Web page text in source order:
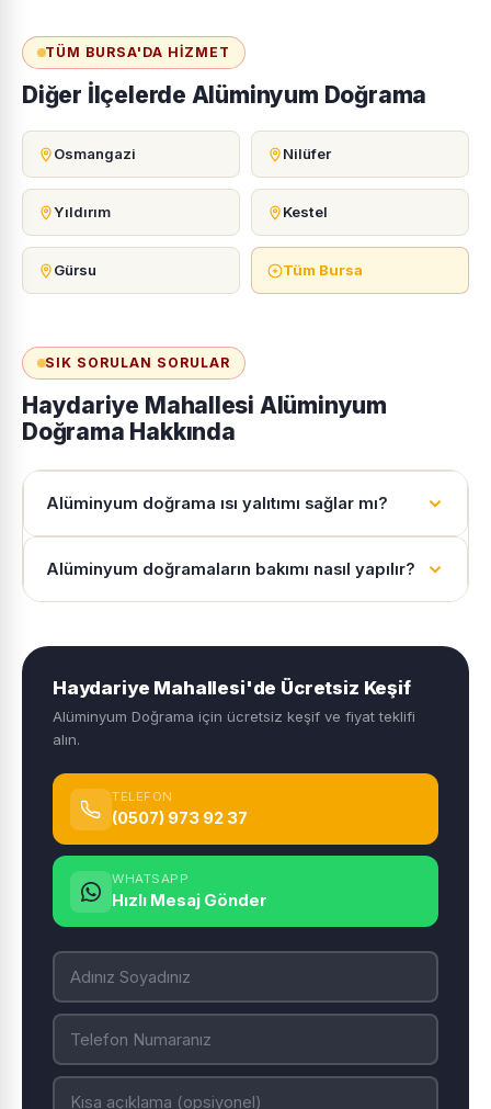
TÜM BURSA'DA HIZMET
Diğer İlçelerde Alüminyum Doğrama
Osmangazi Nilüfer
Yıldırım Kestel
Gürsu Tüm Bursa
SIK SORULAN SORULAR
Haydariye Mahallesi Alüminyum
Doğrama Hakkında
Alüminyum doğrama ısı yalıtımı sağlar mı?
Alüminyum doğramaların bakımı nasıl yapılır?
Haydariye Mahallesi'de Ücretsiz Keşif
Alüminyum Doğrama için ücretsiz keşif ve fiyat teklifi
alın.
TELEFON
(0507) 973 92 37
WHATSAPP
Hızlı Mesaj Gönder